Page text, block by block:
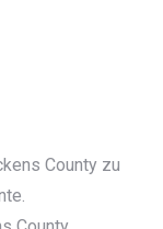
County zu